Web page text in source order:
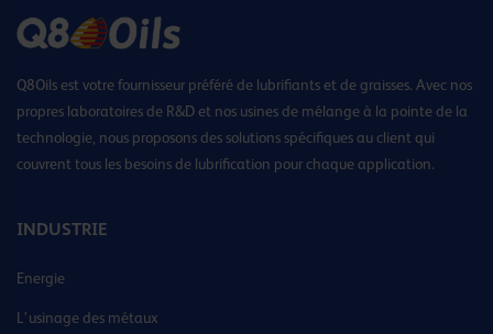
Q8Oils est votre fournisseur préféré de lubrifiants et de graisses. Avec nos
propres laboratoires de R&D et nos usines de mélange à la pointe de la
technologie, nous proposons des solutions spécifiques au client qui
couvrent tous les besoins de lubrification pour chaque application.
INDUSTRIE
Energie
L’usinage des métaux